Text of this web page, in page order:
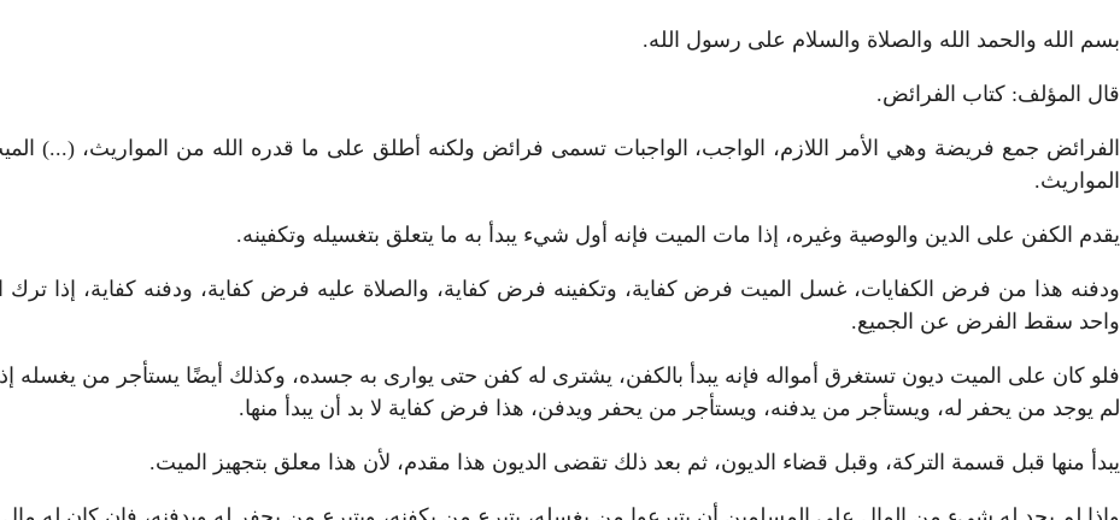
بسم الله والحمد الله والصلاة والسلام على رسول الله.
قال المؤلف: كتاب الفرائض.
الفرائض جمع فريضة وهي الأمر اللازم، الواجب، الواجبات تسمى فرائض ولكنه أطلق على ما قدره الله من المواريث،
المواريث.
يقدم الكفن على الدين والوصية وغيره، إذا مات الميت فإنه أول شيء يبدأ به ما يتعلق بتغسيله وتكفينه.
ودفنه هذا من فرض الكفايات، غسل الميت فرض كفاية، وتكفينه فرض كفاية، والصلاة عليه فرض كفاية، ودفنه كفاية، إذا ترك
واحد سقط الفرض عن الجميع.
فلو كان على الميت ديون تستغرق أمواله فإنه يبدأ بالكفن، يشترى له كفن حتى يوارى به جسده، وكذلك أيضًا يستأجر من يغسله إذا
لم يوجد من يحفر له، ويستأجر من يدفنه، ويستأجر من يحفر ويدفن، هذا فرض كفاية لا بد أن يبدأ منها.
يبدأ منها قبل قسمة التركة، وقبل قضاء الديون، ثم بعد ذلك تقضى الديون هذا مقدم، لأن هذا معلق بتجهيز الميت.